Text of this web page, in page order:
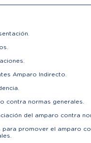
Amparo Indirecto.
contra normas generales.
del amparo contra
para promover el amparo